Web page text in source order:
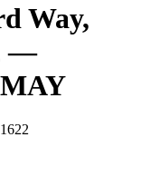
Way,
—